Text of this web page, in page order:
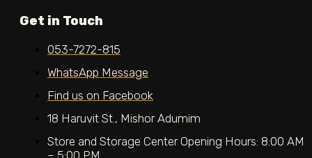
Get in Touch
053-7272-815
WhatsApp Message
Find us on Facebook
18 Haruvit St., Mishor Adumim
Store and Storage Center Opening Hours: 8:00 AM
– 5:00 PM